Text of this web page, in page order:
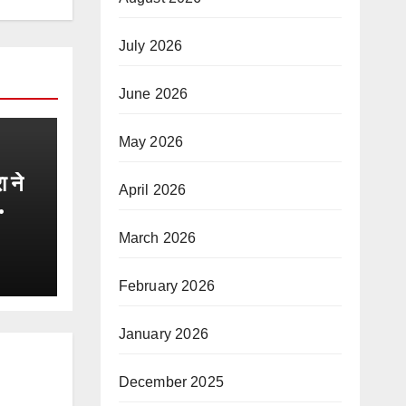
ने
July 2026
June 2026
May 2026
April 2026
March 2026
February 2026
January 2026
December 2025